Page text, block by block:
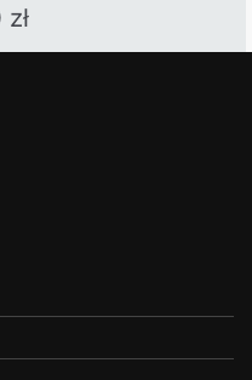
zł